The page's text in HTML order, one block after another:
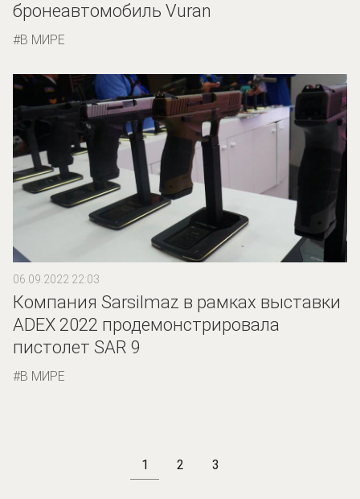
бронеавтомобиль Vuran
В МИРЕ
06.09.2022 22:03
Компания Sarsilmaz в рамках выставки
ADEX 2022 продемонстрировала
пистолет SAR 9
В МИРЕ
1 2 3